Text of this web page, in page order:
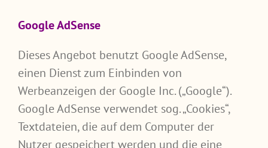
Google AdSense
Dieses Angebot benutzt Google AdSense,
einen Dienst zum Einbinden von
Werbeanzeigen der Google Inc. („Google“).
Google AdSense verwendet sog. „Cookies“,
Textdateien, die auf dem Computer der
Nutzer gespeichert werden und die eine